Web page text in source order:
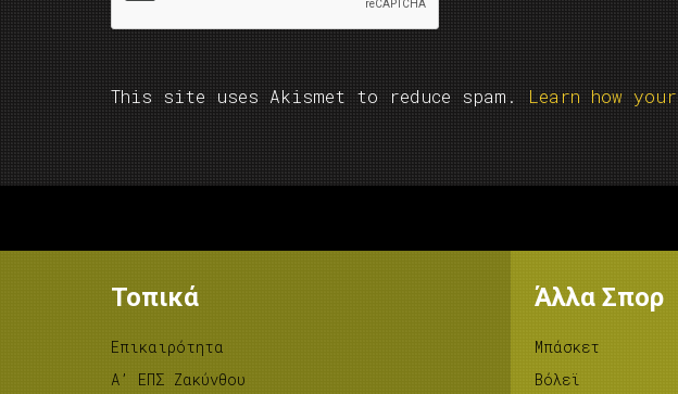
This site uses Akismet to reduce spam. Learn how
Τοπικά
Επικαιρότητα
A’ ΕΠΣ Ζακύνθου
Άλλα Σπορ
Μπάσκετ
Βόλεϊ